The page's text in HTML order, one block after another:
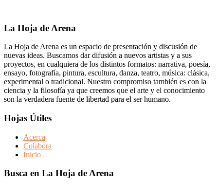
Footer
La Hoja de Arena
La Hoja de Arena es un espacio de presentación y discusión de
nuevas ideas. Buscamos dar difusión a nuevos artistas y a sus
proyectos, en cualquiera de los distintos formatos: narrativa, poesía,
ensayo, fotografía, pintura, escultura, danza, teatro, música: clásica,
experimental o tradicional. Nuestro compromiso también es con la
ciencia y la filosofía ya que creemos que el arte y el conocimiento
son la verdadera fuente de libertad para el ser humano.
Hojas Útiles
Acerca
Colabora
Inicio
Busca en La Hoja de Arena